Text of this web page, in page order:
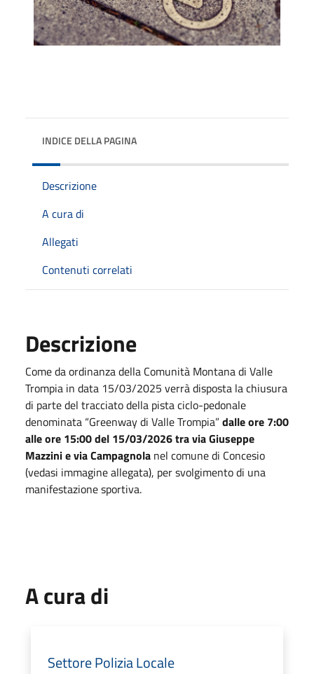
INDICE DELLA PAGINA
Descrizione
A cura di
Allegati
Contenuti correlati
Descrizione
Come da ordinanza della Comunità Montana di Valle
Trompia in data 15/03/2025 verrà disposta la chiusura
di parte del tracciato della pista ciclo-pedonale
denominata “Greenway di Valle Trompia”dalle ore 7:00
alle ore 15:00 del 15/03/2026 tra via Giuseppe
Mazzini e via Campagnola nel comune di Concesio
(vedasi immagine allegata), per svolgimento di una
manifestazione sportiva.
A cura di
Settore Polizia Locale